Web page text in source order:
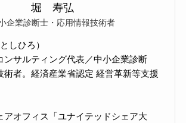
堀 寿弘
企業診断士・応用情報技術者
しひろ）
ンサルティング代表／中小企業診断
術者。経済産業省認定 経営革新等支援
アオフィス「ユナイテッドシェア大